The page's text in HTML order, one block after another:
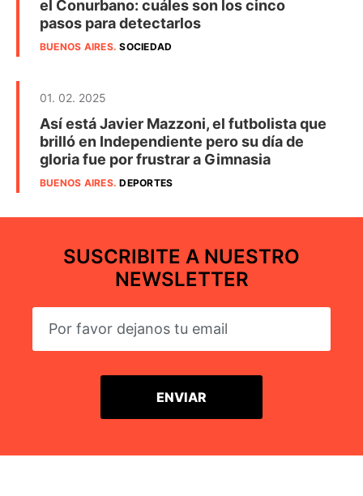
el Conurbano: cuáles son los cinco
pasos para detectarlos
BUENOS AIRES.SOCIEDAD
01. 02. 2025
Así está Javier Mazzoni, el futbolista que
brilló en Independiente pero su día de
gloria fue por frustrar a Gimnasia
BUENOS AIRES.DEPORTES
SUSCRIBITE A NUESTRO
NEWSLETTER